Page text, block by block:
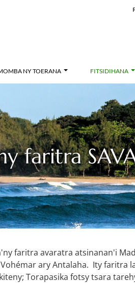
NY TOERANA FITSIDIHANA
faritra
faritra avaratra atsinanan'i
ary Antalaha. Ity faritra
Torapasika fotsy tsara